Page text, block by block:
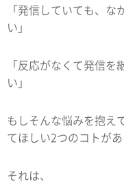
「発信していても、
い」
「反応がなくて発信
い」
もしそんな悩みを抱え
てほしい2つのコトがあ
それは、